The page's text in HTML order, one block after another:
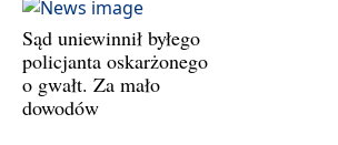
Sąd uniewinnił byłego
policjanta oskarżonego
o gwałt. Za mało
dowodów